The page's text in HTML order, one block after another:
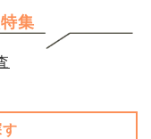
集